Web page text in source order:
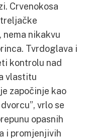
Crvenokosa
nema nikakvu
Tvrdoglava i
kontrolu nad
vlastitu
započinje kao
vrlo se
opasnih
i promjenjivih